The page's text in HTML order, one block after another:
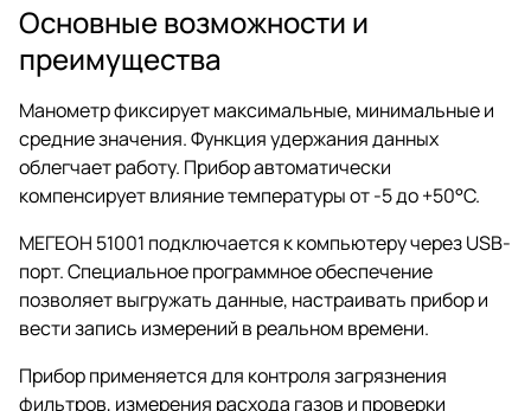
Основные возможности и
преимущества
Манометр фиксирует максимальные, минимальные и
средние значения. Функция удержания данных
облегчает работу. Прибор автоматически
компенсирует влияние температуры от -5 до +50°C.
МЕГЕОН 51001 подключается к компьютеру через USB-
порт. Специальное программное обеспечение
позволяет выгружать данные, настраивать прибор и
вести запись измерений в реальном времени.
Прибор применяется для контроля загрязнения
фильтров, измерения расхода газов и проверки